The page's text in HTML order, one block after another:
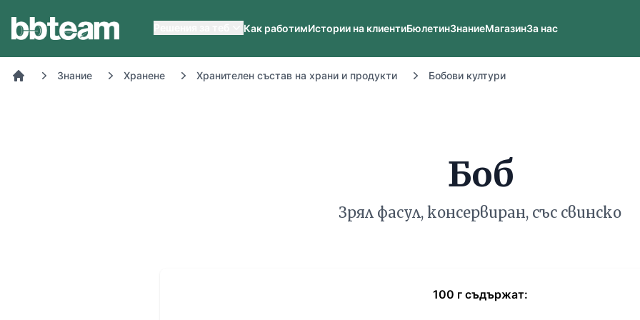
Как работимИстории на клиентиБюлетинЗнаниеМагазинЗа нас
Знание Хранене Хранителен състав на храни и продукти Бобови култури
Боб
Зрял фасул, консервиран, със свинско
100 г съдържат: